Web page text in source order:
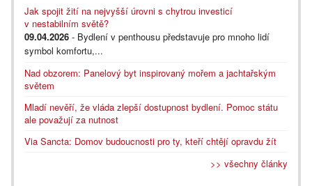
Jak spojit žití na nejvyšší úrovni s chytrou investicí
v nestabilním světě?
09.04.2026 - Bydlení v penthousu představuje pro mnoho lidí
symbol komfortu,...
Nad obzorem: Panelový byt inspirovaný mořem a jachtařským
světem
Mladí nevěří, že vláda zlepší dostupnost bydlení. Pomoc státu
ale považují za nutnost
Via Sancta: Domov budoucnosti pro ty, kteří chtějí opravdu žít
>> všechny články